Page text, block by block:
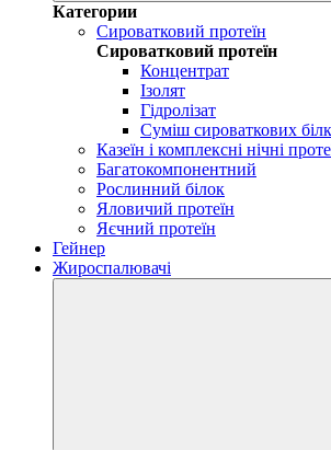
Категории
Сироватковий протеїн
Сироватковий протеїн
Концентрат
Ізолят
Гідролізат
Суміш сироваткових
Казеїн і комплексні нічні
Багатокомпонентний
Рослинний білок
Яловичий протеїн
Яєчний протеїн
Гейнер
Жироспалювачі